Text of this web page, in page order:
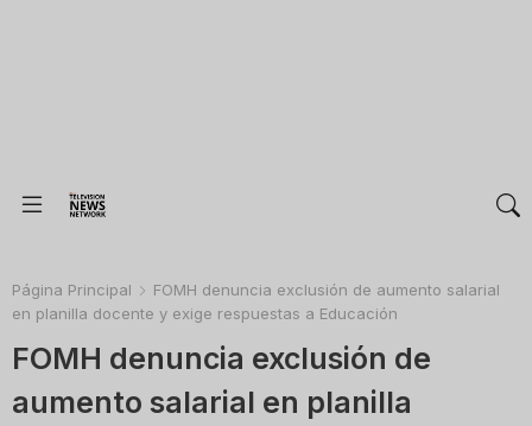
Página Principal
FOMH denuncia exclusión de aumento salarial
en planilla docente y exige respuestas a Educación
FOMH denuncia exclusión de
aumento salarial en planilla